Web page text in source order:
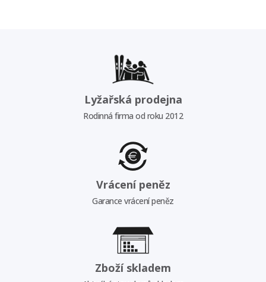
Lyžařská prodejna
Rodinná firma od roku 2012
Vrácení peněz
Garance vrácení peněz
Zboží skladem